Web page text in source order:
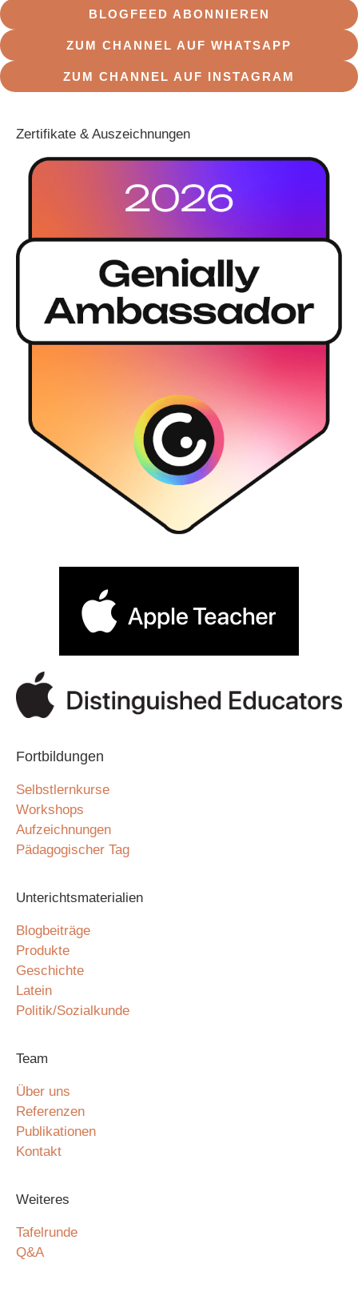
BLOGFEED ABONNIEREN
ZUM CHANNEL AUF WHATSAPP
ZUM CHANNEL AUF INSTAGRAM
Zertifikate & Auszeichnungen
Fortbildungen
Selbstlernkurse
Workshops
Aufzeichnungen
Pädagogischer Tag
Unterichtsmaterialien
Blogbeiträge
Produkte
Geschichte
Latein
Politik/Sozialkunde
Team
Über uns
Referenzen
Publikationen
Kontakt
Weiteres
Tafelrunde
Q&A